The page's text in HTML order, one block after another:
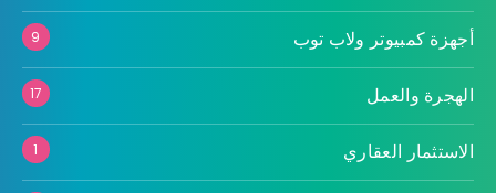
أجهزة كمبيوتر ولاب توب 9
الهجرة والعمل 17
الاستثمار العقاري 1